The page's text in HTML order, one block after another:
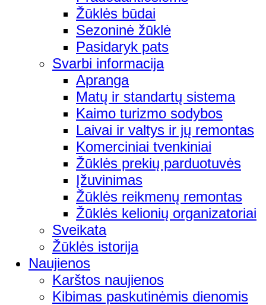
Žūklės būdai
Sezoninė žūklė
Pasidaryk pats
Svarbi informacija
Apranga
Matų ir standartų sistema
Kaimo turizmo sodybos
Laivai ir valtys ir jų remontas
Komerciniai tvenkiniai
Žūklės prekių parduotuvės
Įžuvinimas
Žūklės reikmenų remontas
Žūklės kelionių organizatoriai
Sveikata
Žūklės istorija
Naujienos
Karštos naujienos
Kibimas paskutinėmis dienomis